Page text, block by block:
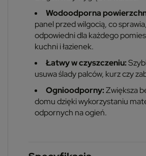
Wodoodporna
panel przed wilgocią, co
odpowiedni dla każdego
kuchni i łazienek.
Łatwy w czyszczeniu:
usuwa ślady palców, kurz czy
Ognioodporny:Zwiększa
domu dzięki wykorzystaniu
odpornych na ogień.